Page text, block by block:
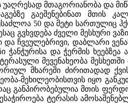
მთაგორიანობა და
გაეშენებინათ მთის
50 და მეტი სართულიც
გვხვდება ძველი მესხური
ჩვეულებრივი, დაბლარი
ჭანჭურისა და ჭერმის
მევენახეობა
მხარეში ძირითადად
მეხილეობისთვის იყო
განპირობებულია მთის
ტერასის